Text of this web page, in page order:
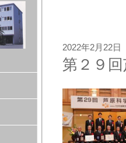
2022年2月22日
第２９